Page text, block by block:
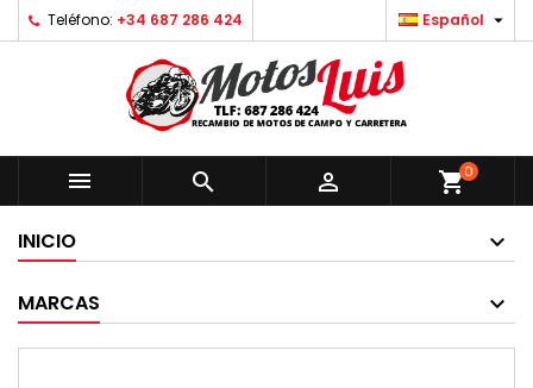
Teléfono: +34 687 286 424 Español 
   shopping_cart0
INICIO
MARCAS